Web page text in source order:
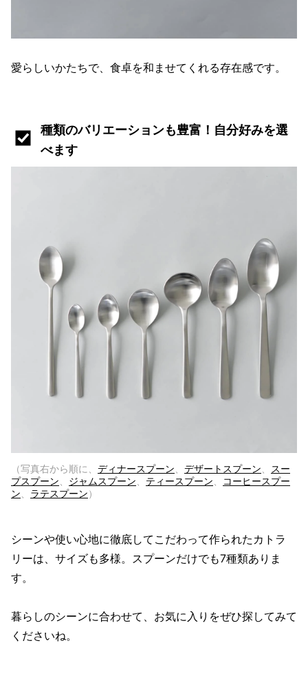
愛らしいかたちで、食卓を和ませてくれる存在感です。
種類のバリエーションも豊富！自分好みを選
べます
（写真右から順に、 ディナースプーン デザートスプーン
スー
プスプーン
ジャムスプーン ティースプーン
コーヒースプー
ン
ラテスプーン）
シーンや使い心地に徹底してこだわって作られたカトラ
リーは、サイズも多様。スプーンだけでも7種類ありま
す。
暮らしのシーンに合わせて、お気に入りをぜひ探してみて
くださいね。